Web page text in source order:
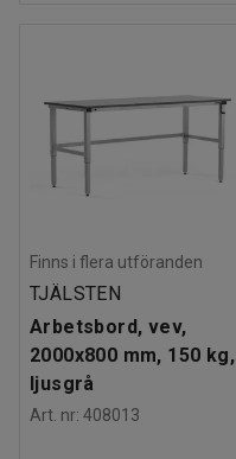
Finns i flera utföranden
TJÄLSTEN
Arbetsbord, vev,
2000x800 mm, 150 kg,
ljusgrå
Art. nr: 408013